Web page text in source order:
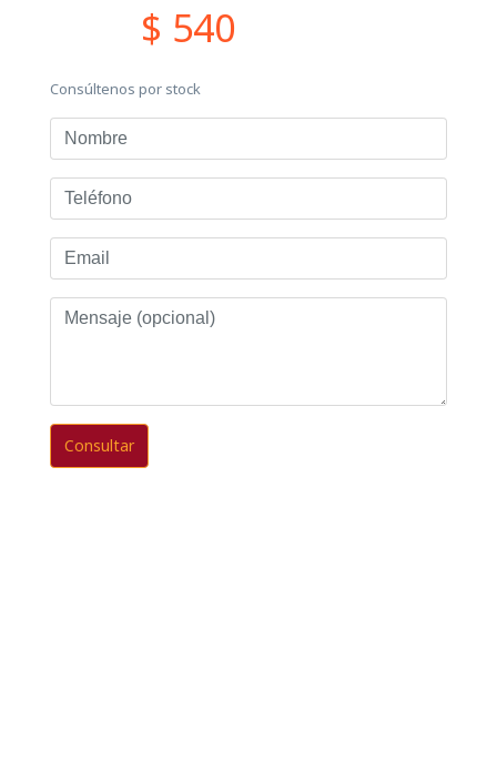
$ 540
Consúltenos por stock
Nombre
Teléfono
Email
Mensaje
(opcional)
Consultar